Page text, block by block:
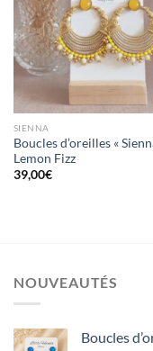
SIENNA
Boucles d’oreilles «
Lemon Fizz
39,00€
NOUVEAUTÉS
Boucles